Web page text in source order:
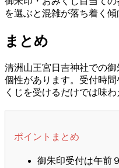
を選ぶと混雑が落ち着く傾
まとめ
清洲山王宮日吉神社での
個性があります。受付時
くじを受けるだけでは味
ポイントまとめ
御朱印受付は午前